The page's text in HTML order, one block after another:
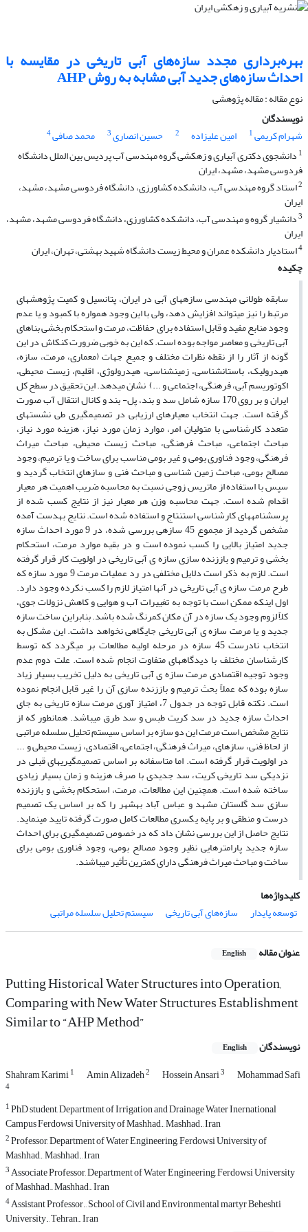
بهره‌برداری مجدد سازه‌های آبی تاریخی در مقایسه با
احداث سازه‌های جدید آبی مشابه به روش AHP
نوع مقاله : مقاله پژوهشی
نویسندگان
شهرام کریمی1 امین علیزاده 2 حسین انصاری3 محمد صافی4
1 دانشجوی دکتری آبیاری و زهکشی گروه مهندسی آب پردیس بین الملل دانشگاه
فردوسی مشهد، مشهد، ایران
2استاد گروه مهندسی آب، دانشکده کشاورزی، دانشگاه فردوسی مشهد، مشهد،
ایران
3دانشیار گروه و مهندسی آب، دانشکده کشاورزی، دانشگاه فردوسی مشهد، مشهد،
ایران
4استادیار دانشکده عمران و محیط زیست دانشگاه شهید بهشتی، تهران، ایران
چکیده
سابقه طولانی مهندسی سازه­های آبی در ایران، پتانسیل و کمیت پژوهش­های
مرتبط را نیز می­تواند افزایش دهد، ولی با این وجود همواره با کمبود و یا عدم
وجود منابع مفید و قابل استفاده برای حفاظت، مرمت و استحکام بخشی بنا­های
آبی تاریخی و معاصر مواجه بوده است. که این به خوبی ضرورت کنکاش در این
گونه از آثار را از نقطه نظرات مختلف و جمیع جهات (معماری، مرمت، سازه،
هیدرولیک، باستان­شناسی، زمین­شناسی، هیدرولوژی، اقلیم، زیست محیطی،
اکوتوریسم آبی، فرهنگی، اجتماعی و ...) نشان می­دهد. این تحقیق در سطح کل
ایران و بر روی 170 سازه شامل سد و بند، پل- بند و کانال انتقال آب صورت
گرفته است. جهت انتخاب معیارهای ارزیابی در تصمیم­گیری طی نشست­های
متعدد کارشناسی با متولیان امر، موارد زمان مورد نیاز، هزینه مورد نیاز،
مباحث اجتماعی، مباحث فرهنگی، مباحث زیست محیطی، مباحث میراث
فرهنگی، وجود فناوری بومی و غیر بومی مناسب برای ساخت و یا ترمیم، وجود
مصالح بومی، مباحث زمین شناسی و مباحث فنی و سازه­ای انتخاب گردید و
سپس با استفاده از ماتریس زوجی نسبت به محاسبه ضریب اهمیت هر معیار
اقدام شده است. جهت محاسبه وزن هر معیار نیز از نتایج کسب شده از
پرسشنامه­های کارشناسی استنتاج و استفاده شده است. نتایج به­دست آمده
مشخص گردید از مجموع 45 سازه­ی بررسی شده، در 9 مورد احداث سازه
جدید امتیاز بالایی را کسب نموده است و در بقیه موارد مرمت، استحکام
بخشی و ترمیم و باززنده سازی سازه ی آبی تاریخی در اولویت کار قرار گرفته
است. لازم به ذکر است دلایل مختلفی در رد عملیات مرمت 9 مورد سازه که
طرح مرمت سازه ی آبی تاریخی در آن­ها امتیاز لازم را کسب نکرده وجود دارد.
اول اینکه ممکن است با توجه به تغییرات آب و هوایی و کاهش نزولات جوی،
کلاً لزوم وجود یک سازه در آن مکان کمرنگ شده باشد. بنابراین ساخت سازه
جدید و یا مرمت سازه ی آبی تاریخی جایگاهی نخواهد داشت. این مشکل به
انتخاب نادرست 45 سازه در مرحله اولیه مطالعات بر می­گردد که توسط
کارشناسان مختلف با دیدگاه­های متفاوت انجام شده است. علت دوم عدم
وجود توجیه اقتصادی مرمت سازه ی آبی تاریخی به دلیل تخریب بسیار زیاد
سازه بوده که عملاً بحث ترمیم و باززنده سازی آن را غیر قابل انجام نموده
است. نکته قابل توجه در جدول 7، امتیاز آوری مرمت سازه تاریخی به جای
احداث سازه جدید در سد کریت طبس و سد طرق می­باشد. همانطور که از
نتایج مشخص است مرمت این دو سازه بر اساس سیستم تحلیل سلسله مراتبی
از لحاظ فنی، سازه­ای، میراث فرهنگی، اجتماعی، اقتصادی، زیست محیطی و ...
در اولویت قرار گرفته است. اما متاسفانه بر اساس تصمیم­گیری­های قبلی در
نزدیکی سد تاریخی کریت، سد جدیدی با صرف هزینه و زمان بسیار زیادی
ساخته شده است. هم­چنین این مطالعات، مرمت، استحکام بخشی و باززنده
سازی سد گلستان مشهد و عباس آباد بهشهر را که بر اساس یک تصمیم
درست و منطقی و بر پایه یکسری مطالعات کامل صورت گرفته تایید می­نماید.
نتایج حاصل از این بررسی نشان داد که در خصوص تصمیم­گیری برای احداث
سازه جدید پارامترهایی نظیر وجود مصالح بومی، وجود فناوری بومی برای
ساخت و مباحث میراث فرهنگی دارای کم­ترین تأثیر می­باشند.
کلیدواژه‌ها
توسعه پایدار
سازه‌های آبی تاریخی سیستم تحلیل سلسله مراتبی
عنوان مقاله English
Putting Historical Water Structures into Operation,
Comparing with New Water Structures Establishment
Similar to “AHP Method”
نویسندگان English
Shahram Karimi1 Amin Alizadeh2 Hossein Ansari3 Mohammad Safi
4
1PhD student, Department of Irrigation and Drainage Water Inernational
Campus Ferdowsi University of Mashhad., Mashhad., Iran
2Professor, Department of Water Engineering, Ferdowsi University of
Mashhad., Mashhad., Iran
3Associate Professor, Department of Water Engineering, Ferdowsi University
of Mashhad., Mashhad., Iran
4Assistant Professor., School of Civil and Environmental martyr Beheshti
University., Tehran., Iran